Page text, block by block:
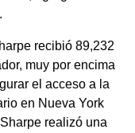
recibió 89,232
muy por encima
el acceso a la
en Nueva York
realizó una